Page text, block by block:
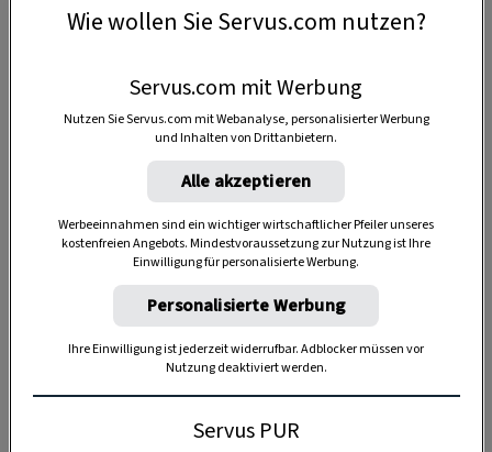
Anzeige
Wie wollen Sie Servus.com nutzen?
Servus.com mit Werbung
Nutzen Sie Servus.com mit Webanalyse, personalisierter Werbung
und Inhalten von Drittanbietern.
Alle akzeptieren
Werbeeinnahmen sind ein wichtiger wirtschaftlicher Pfeiler unseres
kostenfreien Angebots. Mindestvoraussetzung zur Nutzung ist Ihre
Einwilligung für personalisierte Werbung.
Personalisierte Werbung
Ihre Einwilligung ist jederzeit widerrufbar. Adblocker müssen vor
Nutzung deaktiviert werden.
Servus PUR